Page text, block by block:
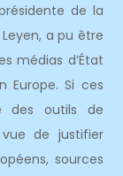
de la
a pu être
médias d’État
Europe. Si ces
des outils de
de justifier
sources